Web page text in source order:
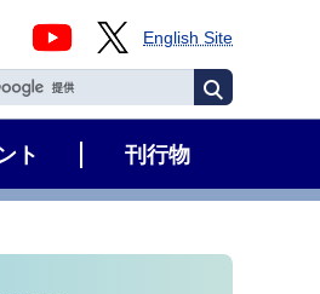
English Site
ト 刊行物